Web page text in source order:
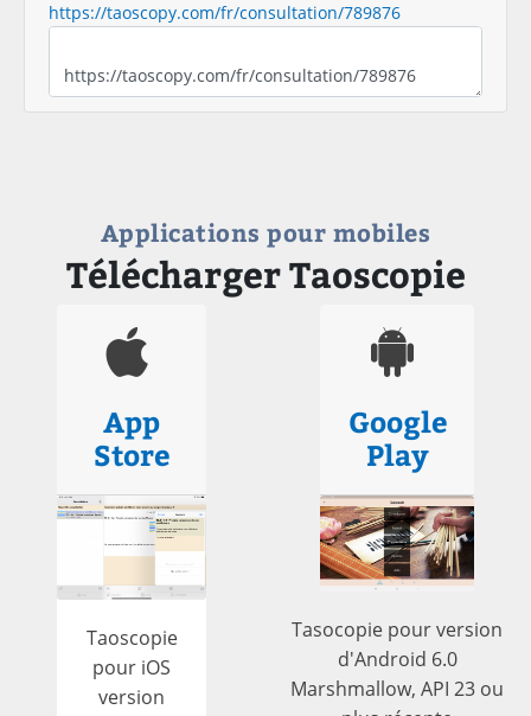
https://taoscopy.com/fr/consultation/789876
Applications pour mobiles
Télécharger Taoscopie
App
Store
Taoscopie
pour iOS
version
Google
Play
Tasocopie pour version
d'Android 6.0
Marshmallow, API 23 ou